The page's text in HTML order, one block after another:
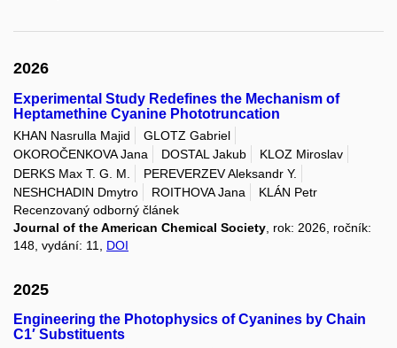
2026
Experimental Study Redefines the Mechanism of
Heptamethine Cyanine Phototruncation
KHAN Nasrulla Majid
GLOTZ Gabriel
OKOROČENKOVA Jana
DOSTAL Jakub
KLOZ Miroslav
DERKS Max T. G. M.
PEREVERZEV Aleksandr Y.
NESHCHADIN Dmytro
ROITHOVA Jana
KLÁN Petr
Recenzovaný odborný článek
Journal of the American Chemical Society , rok: 2026, ročník:
148, vydání: 11, DOI
2025
Engineering the Photophysics of Cyanines by Chain
C1′ Substituents